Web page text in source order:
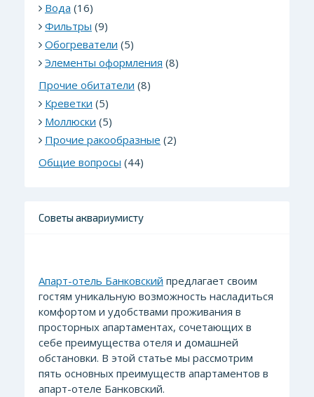
Вода (16)
Фильтры (9)
Обогреватели (5)
Элементы оформления (8)
Прочие обитатели (8)
Креветки (5)
Моллюски (5)
Прочие ракообразные (2)
Общие вопросы (44)
Советы аквариумисту
Апарт-отель Банковский предлагает своим
гостям уникальную возможность насладиться
комфортом и удобствами проживания в
просторных апартаментах, сочетающих в
себе преимущества отеля и домашней
обстановки. В этой статье мы рассмотрим
пять основных преимуществ апартаментов в
апарт-отеле Банковский.